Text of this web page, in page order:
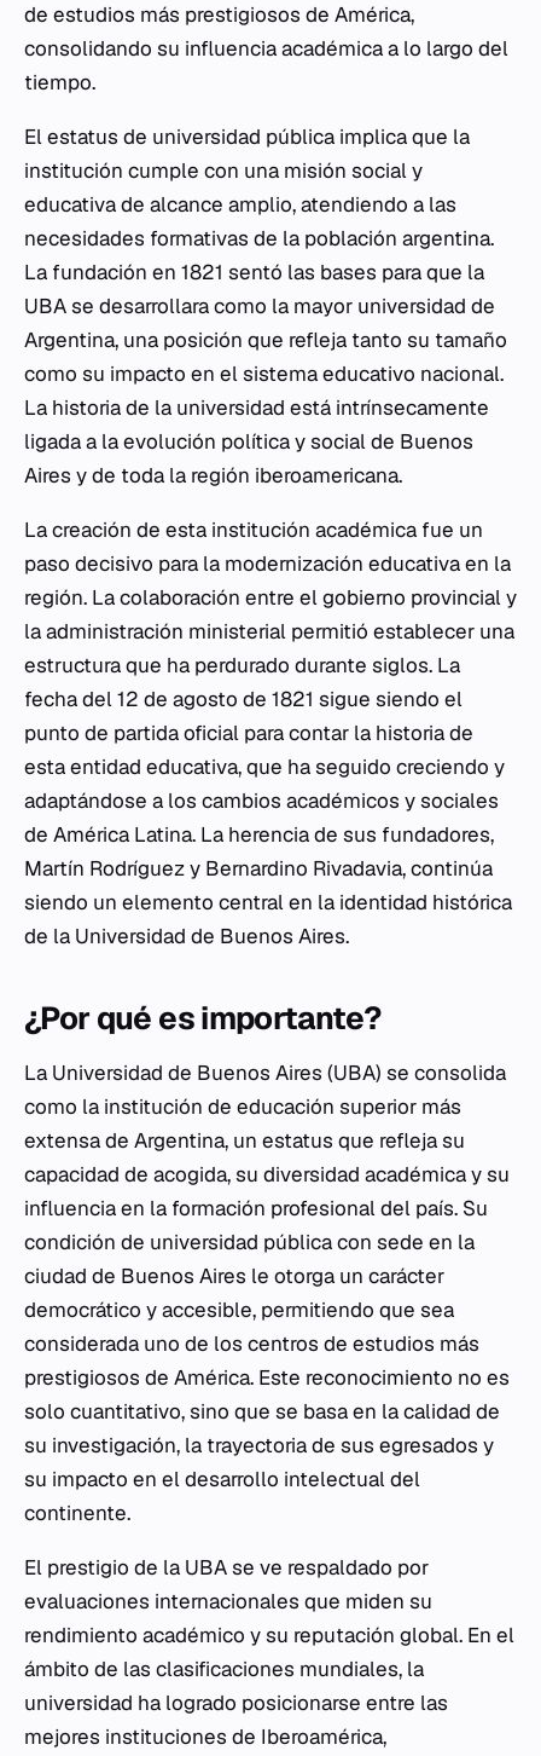
de estudios más prestigiosos de América,
consolidando su influencia académica a lo largo del
tiempo.
El estatus de universidad pública implica que la
institución cumple con una misión social y
educativa de alcance amplio, atendiendo a las
necesidades formativas de la población argentina.
La fundación en 1821 sentó las bases para que la
UBA se desarrollara como la mayor universidad de
Argentina, una posición que refleja tanto su tamaño
como su impacto en el sistema educativo nacional.
La historia de la universidad está intrínsecamente
ligada a la evolución política y social de Buenos
Aires y de toda la región iberoamericana.
La creación de esta institución académica fue un
paso decisivo para la modernización educativa en la
región. La colaboración entre el gobierno provincial y
la administración ministerial permitió establecer una
estructura que ha perdurado durante siglos. La
fecha del 12 de agosto de 1821 sigue siendo el
punto de partida oficial para contar la historia de
esta entidad educativa, que ha seguido creciendo y
adaptándose a los cambios académicos y sociales
de América Latina. La herencia de sus fundadores,
Martín Rodríguez y Bernardino Rivadavia, continúa
siendo un elemento central en la identidad histórica
de la Universidad de Buenos Aires.
¿Por qué es importante?
La Universidad de Buenos Aires (UBA) se consolida
como la institución de educación superior más
extensa de Argentina, un estatus que refleja su
capacidad de acogida, su diversidad académica y su
influencia en la formación profesional del país. Su
condición de universidad pública con sede en la
ciudad de Buenos Aires le otorga un carácter
democrático y accesible, permitiendo que sea
considerada uno de los centros de estudios más
prestigiosos de América. Este reconocimiento no es
solo cuantitativo, sino que se basa en la calidad de
su investigación, la trayectoria de sus egresados y
su impacto en el desarrollo intelectual del
continente.
El prestigio de la UBA se ve respaldado por
evaluaciones internacionales que miden su
rendimiento académico y su reputación global. En el
ámbito de las clasificaciones mundiales, la
universidad ha logrado posicionarse entre las
mejores instituciones de Iberoamérica,